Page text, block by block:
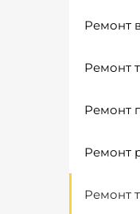
Ремонт
Ремонт
Ремонт
Ремонт
Ремонт